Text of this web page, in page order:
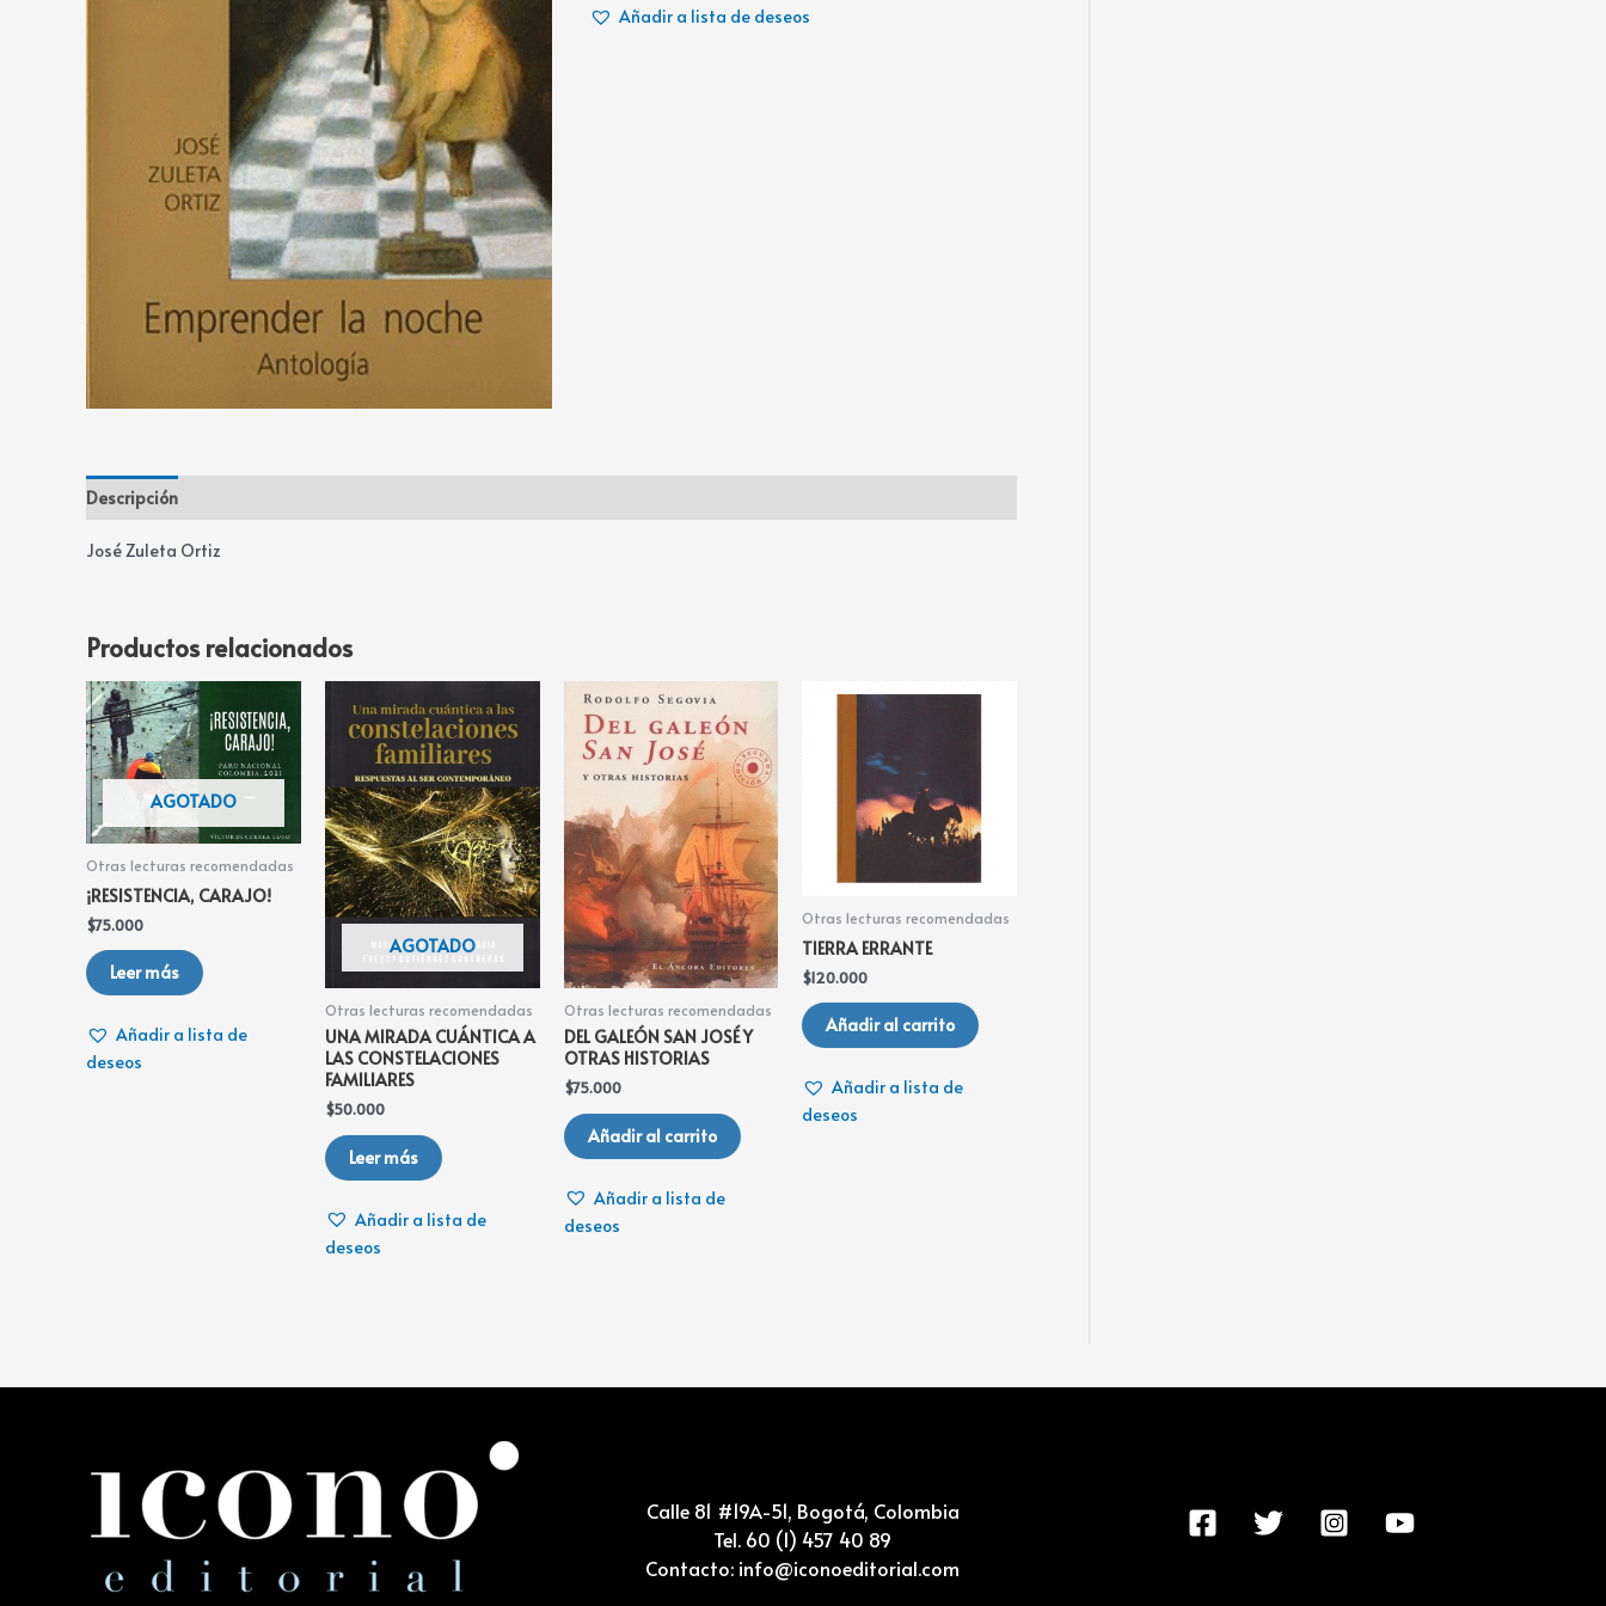
Añadir a lista de deseos
Descripción
José Zuleta Ortiz
Productos relacionados
AGOTADO
Otras lecturas recomendadas
¡RESISTENCIA, CARAJO!
$75.000
Leer más
Añadir a lista de
deseos
AGOTADO
Otras lecturas recomendadas
UNA MIRADA CUÁNTICA A
LAS CONSTELACIONES
FAMILIARES
$50.000
Leer más
Añadir a lista de
deseos
Otras lecturas recomendadas
DEL GALEÓN SAN JOSÉ Y
OTRAS HISTORIAS
$75.000
Añadir al carrito
Añadir a lista de
deseos
Otras lecturas recomendadas
TIERRA ERRANTE
$120.000
Añadir al carrito
Añadir a lista de
deseos
Calle 81 #19A-51, Bogotá, Colombia
Tel. 60 (1) 457 40 89
Contacto: info@iconoeditorial.com